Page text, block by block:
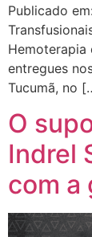
Publicado
Hemoterapia
entregues
Tucumã, no
O
Indrel
com a